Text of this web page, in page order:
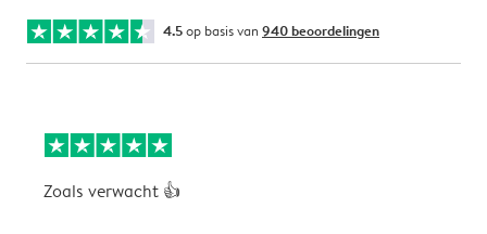
4.5op basis van 940 beoordelingen
Zoals verwacht 👍